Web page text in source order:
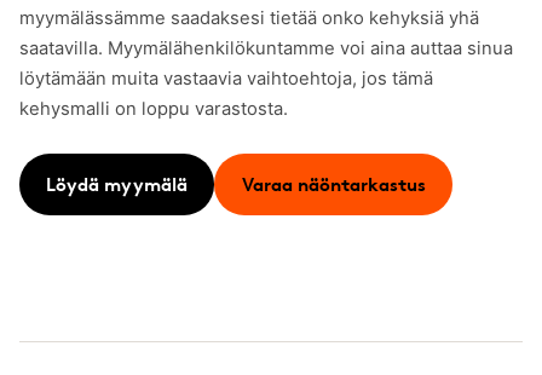
myymälässämme saadaksesi tietää onko kehyksiä yhä
saatavilla. Myymälähenkilökuntamme voi aina auttaa sinua
löytämään muita vastaavia vaihtoehtoja, jos tämä
kehysmalli on loppu varastosta.
Löydä myymälä Varaa näöntarkastus